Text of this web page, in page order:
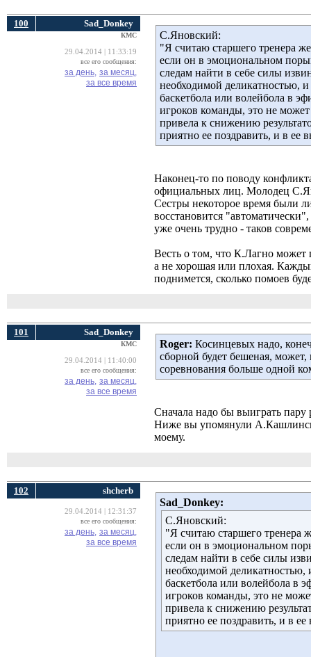
100 Sad_Donkey
КМС
29.04.2014 | 11:33:19
все его сообщения:
за день, за месяц,
за все время
С.Яновский:
"Я считаю старшего тренера
если он в эмоциональном
следам найти в себе силы
необходимой деликатностью,
баскетбола или волейбола в
игроков команды, это не
привела к снижению
приятно ее поздравить, и в ее
Наконец-то по поводу
официальных лиц. Молодец
Сестры некоторое время были
восстановится
уже очень трудно - таков
Весть о том, что К.Лагно
а не хорошая или плохая.
поднимется, сколько помоев
101 Sad_Donkey
КМС
29.04.2014 | 11:40:00
все его сообщения:
за день, за месяц,
за все время
Roger: Косинцевых надо,
сборной будет бешеная,
соревнования больше одной
Сначала надо бы выиграть пару
Ниже вы упомянули
моему.
102 shcherb
29.04.2014 | 12:31:37
все его сообщения:
за день, за месяц,
за все время
Sad_Donkey:
С.Яновский:
"Я считаю старшего тренера
если он в эмоциональном
следам найти в себе силы
необходимой деликатностью,
баскетбола или волейбола в
игроков команды, это не
привела к снижению
приятно ее поздравить, и в